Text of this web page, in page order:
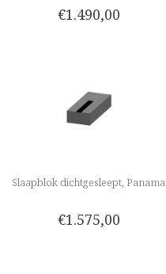
€1.490,00
Slaapblok dichtgesleept, Panama
€1.575,00